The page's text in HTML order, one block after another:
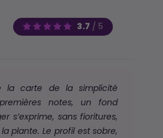
3.7 / 5
la carte de la simplicité
notes, un fond
s’exprime, sans fioritures,
plante. Le profil est sobre,